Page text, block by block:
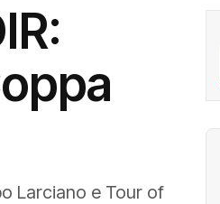
Larciano e Tour of